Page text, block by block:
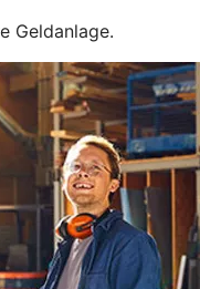
Geldanlage.